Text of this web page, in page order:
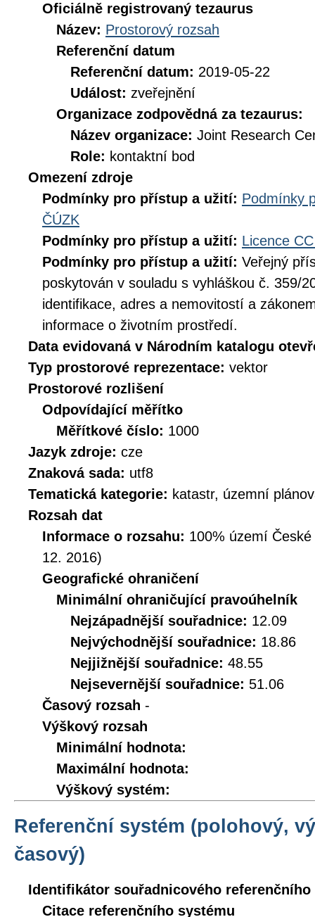
Oficiálně registrovaný tezaurus
Název: Prostorový rozsah
Referenční datum
Referenční datum: 2019-05-22
Událost: zveřejnění
Organizace zodpovědná za tezaurus:
Název organizace: Joint Research
Role: kontaktní bod
Omezení zdroje
Podmínky pro přístup a užití: Podmínky
ČÚZK
Podmínky pro přístup a užití: Licence
Podmínky pro přístup a užití: Veřejný
poskytován v souladu s vyhláškou č. 359/
identifikace, adres a nemovitostí a
informace o životním prostředí.
Data evidovaná v Národním katalogu
Typ prostorové reprezentace: vektor
Prostorové rozlišení
Odpovídající měřítko
Měřítkové číslo: 1000
Jazyk zdroje: cze
Znaková sada: utf8
Tematická kategorie: katastr, územní
Rozsah dat
Informace o rozsahu: 100% území
12. 2016)
Geografické ohraničení
Minimální ohraničující pravoúhelník
Nejzápadnější souřadnice: 12.09
Nejvýchodnější souřadnice: 18.86
Nejjižnější souřadnice: 48.55
Nejsevernější souřadnice: 51.06
Časový rozsah -
Výškový rozsah
Minimální hodnota:
Maximální hodnota:
Výškový systém:
Referenční systém (polohový,
časový)
Identifikátor souřadnicového referenčního
Citace referenčního systému